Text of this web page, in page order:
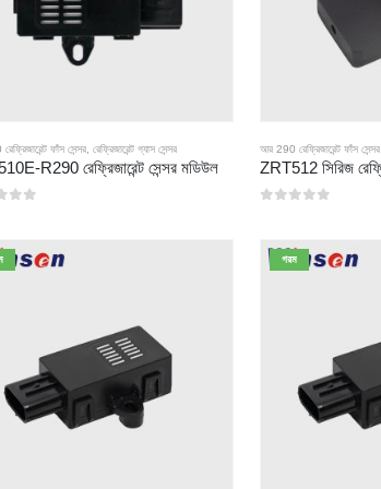
ফাঁস সেন্সর ,রেফ্রিজারেন্ট গ্যাস সেন্সর
R290 রেফ্রিজারেন্ট সেন্সর মডিউল
আর 290 রেফ্রিজারেন্ট ফাঁস সেন্সর
গরম